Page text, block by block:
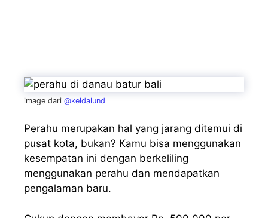
image dari @keldalund
Perahu merupakan hal yang jarang ditemui di
pusat kota, bukan? Kamu bisa menggunakan
kesempatan ini dengan berkeliling
menggunakan perahu dan mendapatkan
pengalaman baru.